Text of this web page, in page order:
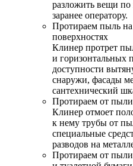
разложить вещи
заранее оператору.
Протираем пыль
поверхностях
Клинер протрет
и горизонтальных
доступности
снаружи, фасады
сантехнический
Протираем от
Клинер отмоет
к нему трубы от
специальные
разводов на
Протираем от